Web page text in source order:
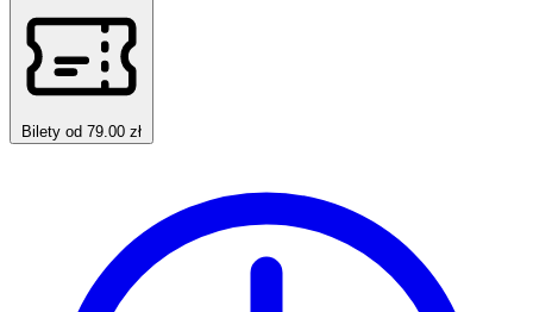
Bilety od 79.00 zł